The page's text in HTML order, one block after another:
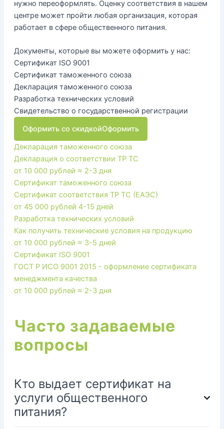
нужно переоформлять. Оценку соответствия в нашем
центре может пройти любая организация, которая
работает в сфере общественного питания.
Документы, которые вы можете оформить у нас:
Сертификат ISO 9001
Сертификат таможенного союза
Декларация таможенного союза
Разработка технических условий
Свидетельство о государственной регистрации
Оформить со скидкойОформить
Декларация таможенного союза
Декларация о соответствии ТР ТС
от 10 000 рублей ≈ 2-3 дня
Сертификат таможенного союза
Сертификат соответствия ТР ТС (ЕАЭС)
от 45 000 рублей 4-15 дней
Разработка технических условий
Как получить технические условия на продукцию
от 10 000 рублей ≈ 3-5 дней
Сертификат ISO 9001
ГОСТ Р ИСО 9001 2015 - оформление сертификата
менеджмента качества
от 10 000 рублей ≈ 2-3 дня
Часто задаваемые
вопросы
Кто выдает сертификат на
услуги общественного
питания?